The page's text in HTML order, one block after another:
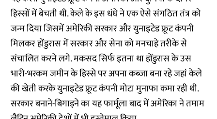
हिस्सों में बेचती थी. केले के इस धंधे ने एक ऐसे संगठित तंत्र को
जन्म दिया जिसमें अमेरिकी सरकार और युनाइटेड फ्रूट कंपनी
मिलकर होंडुरास में सरकार और सेना को मनचाहे तरीके से
संचालित करने लगे. मकसद सिर्फ इतना था होंडुरास के उस
भारी-भरकम जमीन के हिस्से पर अपना कब्जा बना रहे जहां केले
की खेती करके युनाइटेड फ्रूट कंपनी मोटा मुनाफा कमा रही थी.
सरकार बनाने-बिगाड़ने का यह फार्मूला बाद में अमेरिका ने तमाम